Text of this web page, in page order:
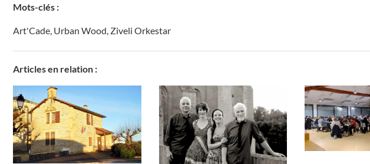
Mots-clés :
Art'Cade Urban Wood Ziveli Orkestar
Articles en relation :